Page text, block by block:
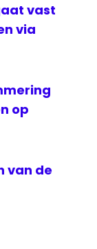
vast
via
op
van de